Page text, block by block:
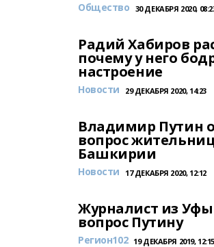
Общество 30 ДЕКАБРЯ 2020,
Радий Хабиров
почему у него
настроение
Новости 29 ДЕКАБРЯ 2020, 14:23
Владимир Путин
вопрос
Башкирии
Новости 17 ДЕКАБРЯ 2020, 12:12
Журналист из
вопрос Путину
Регион102 19 ДЕКАБРЯ 2019, 12:15